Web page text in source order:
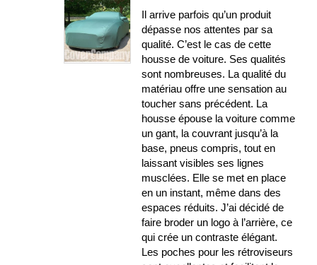
Il arrive parfois qu’un produit
dépasse nos attentes par sa
qualité. C’est le cas de cette
housse de voiture. Ses qualités
sont nombreuses. La qualité du
matériau offre une sensation au
toucher sans précédent. La
housse épouse la voiture comme
un gant, la couvrant jusqu’à la
base, pneus compris, tout en
laissant visibles ses lignes
musclées. Elle se met en place
en un instant, même dans des
espaces réduits. J’ai décidé de
faire broder un logo à l’arrière, ce
qui crée un contraste élégant.
Les poches pour les rétroviseurs